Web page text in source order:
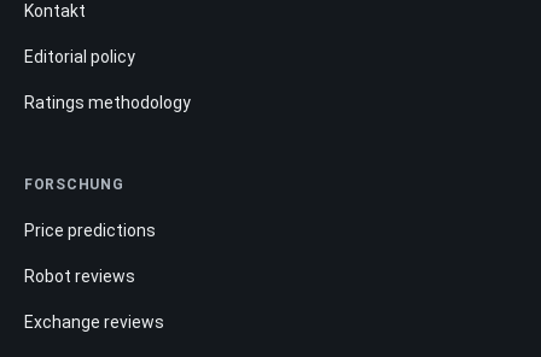
Kontakt
Editorial policy
Ratings methodology
FORSCHUNG
Price predictions
Robot reviews
Exchange reviews